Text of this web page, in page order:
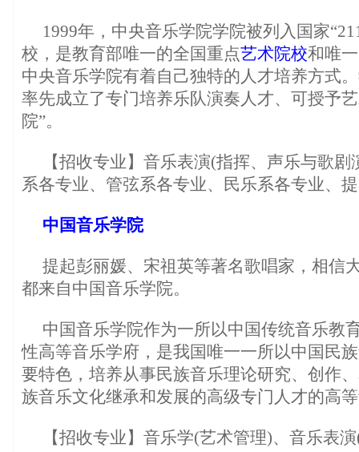
1999年，中央音乐学院学院被列入国家
校，是教育部唯一的全国重点艺术院校和唯
中央音乐学院有着自己独特的人才培养方式
率先成立了专门培养乐队演奏人才、可授予
院”。
【招收专业】音乐表演(指挥、声乐与歌
系各专业、管弦系各专业、民乐系各专业、
中国音乐学院
提起彭丽媛、宋祖英等著名歌唱家，相信
都来自中国音乐学院。
中国音乐学院作为一所以中国传统音乐教
性高等音乐学府，是我国唯一一所以中国民
要特色，培养从事民族音乐理论研究、创作
族音乐文化继承和发展的高级专门人才的高
【招收专业】音乐学(艺术管理)、音乐表